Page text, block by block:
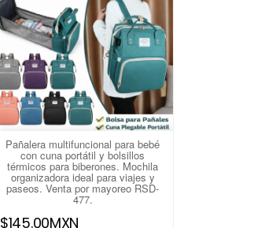
Pañalera multifuncional para bebé
con cuna portátil y bolsillos
térmicos para biberones. Mochila
organizadora ideal para viajes y
paseos. Venta por mayoreo RSD-
477.
$145.00MXN